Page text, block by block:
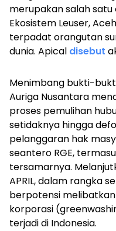
merupakan salah satu
Ekosistem Leuser,
terpadat orangutan
dunia. Apical disebut
Menimbang bukti-
Auriga Nusantara
proses pemulihan
setidaknya hingga
pelanggaran hak
seantero RGE,
tersamarnya.
APRIL, dalam rangka
berpotensi
korporasi
terjadi di Indonesia.